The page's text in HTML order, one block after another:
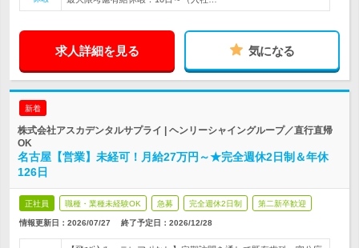
求人詳細を見る 気になる
新着
株式会社アスカデンタルサプライ | ヘンリーシャイングループ／直行直帰
OK
名古屋【営業】未経可！月給27万円～★完全週休2日制＆年休
126日
正社員 職種・業種未経験OK 急募 完全週休2日制 第二新卒歓迎
情報更新日：2026/07/27 終了予定日： 2026/12/28